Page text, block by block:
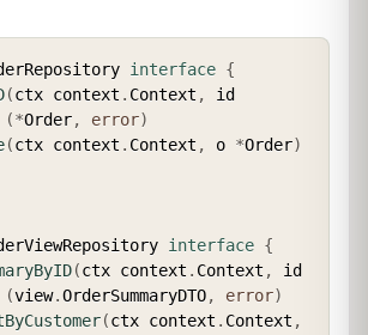
interface {
(ctx context . Context ,
(*Order, error)
(ctx context . Context , o *Order)
interface {
(ctx context . Context ,
(view.OrderSummaryDTO, error)
(ctx context . Context ,